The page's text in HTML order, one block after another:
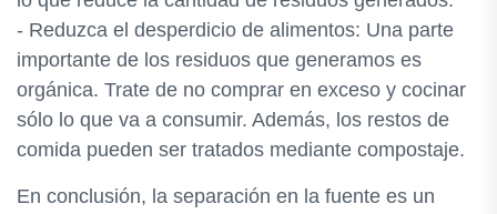
- Reduzca el desperdicio de alimentos: Una parte
importante de los residuos que generamos es
orgánica. Trate de no comprar en exceso y cocinar
sólo lo que va a consumir. Además, los restos de
comida pueden ser tratados mediante compostaje.
En conclusión, la separación en la fuente es un